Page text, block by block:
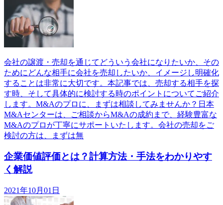
会社の譲渡・売却を通じてどういう会社になりたいか、その
ためにどんな相手に会社を売却したいか、イメージし明確化
することは非常に大切です。本記事では、売却する相手を探
す時、そして具体的に検討する時のポイントについてご紹介
します。M&Aのプロに、まずは相談してみませんか？日本
M&Aセンターは、ご相談からM&Aの成約まで、経験豊富な
M&Aのプロが丁寧にサポートいたします。会社の売却をご
検討の方は、まずは無
企業価値評価とは？計算方法・手法をわかりやす
く解説
2021年10月01日